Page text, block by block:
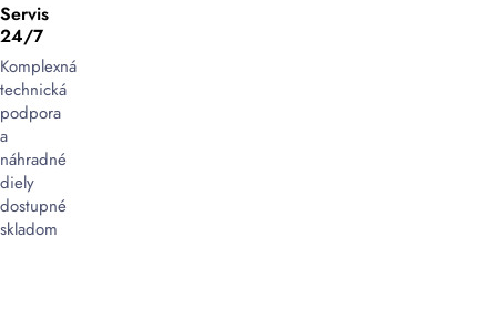
čo
môže
prispieť
k
tichšiemu
prostrediu
pri
balení
Vhodná
Servis
24/7
Komplexná
technická
podpora
a
náhradné
diely
dostupné
skladom